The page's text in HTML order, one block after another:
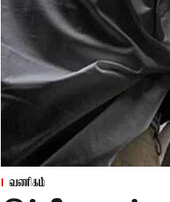
வணிகம்